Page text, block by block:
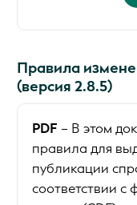
Правила
(версия 2.8.5)
PDF – В этом
правила для
публикации
соответствии